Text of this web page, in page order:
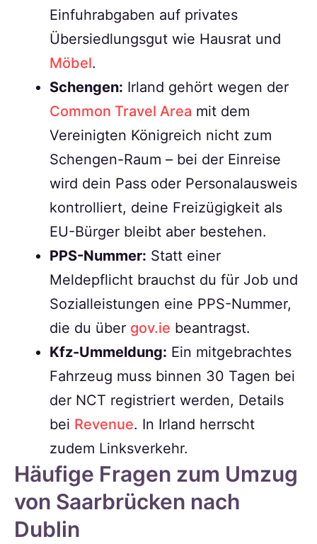
Einfuhrabgaben auf privates
Übersiedlungsgut wie Hausrat und
Möbel.
Schengen: Irland gehört wegen der
Common Travel Area mit dem
Vereinigten Königreich nicht zum
Schengen-Raum – bei der Einreise
wird dein Pass oder Personalausweis
kontrolliert, deine Freizügigkeit als
EU-Bürger bleibt aber bestehen.
PPS-Nummer: Statt einer
Meldepflicht brauchst du für Job und
Sozialleistungen eine PPS-Nummer,
die du über gov.ie beantragst.
Kfz-Ummeldung: Ein mitgebrachtes
Fahrzeug muss binnen 30 Tagen bei
der NCT registriert werden, Details
bei Revenue. In Irland herrscht
zudem Linksverkehr.
Häufige Fragen zum Umzug
von Saarbrücken nach
Dublin